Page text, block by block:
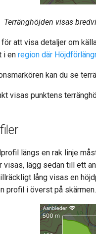
Terränghöjden visas
för att visa detaljer om
i en region där
kan du se
visas punktens
längs en rak linje
visas, lägg sedan till ett
lång visas en
profil i överst på